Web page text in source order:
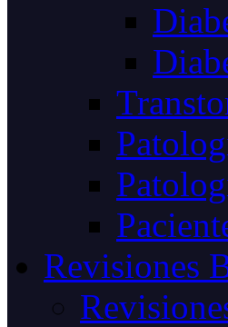
Revisiones